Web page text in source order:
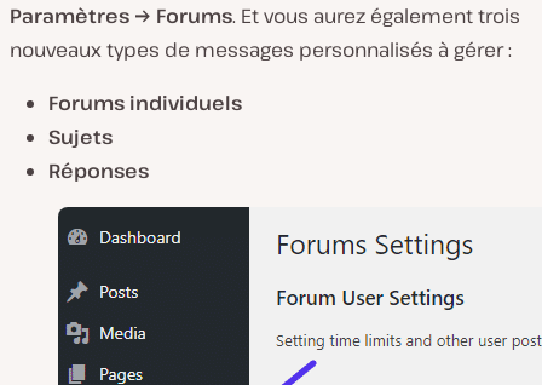
Paramètres → Forums. Et vous aurez également trois
nouveaux types de messages personnalisés à gérer :
Forums individuels
Sujets
Réponses